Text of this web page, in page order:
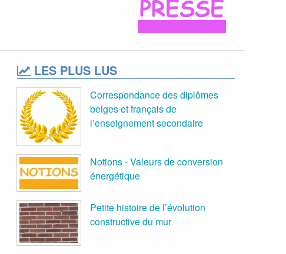
LES PLUS LUS
Correspondance des diplômes
belges et français de
l’enseignement secondaire
Notions - Valeurs de conversion
énergétique
Petite histoire de l’évolution
constructive du mur